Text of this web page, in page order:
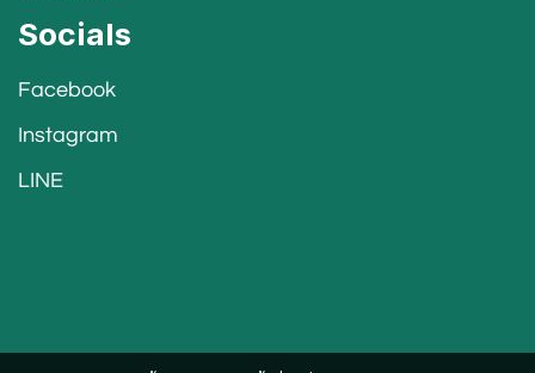
Socials
Facebook
Instagram
LINE